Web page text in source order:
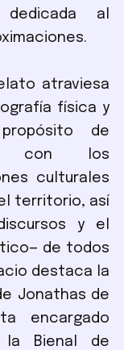
dedicada al
atraviesa
física y
de
con los
culturales
territorio, así
y el
de todos
destaca la
Jonathas de
encargado
Bienal de